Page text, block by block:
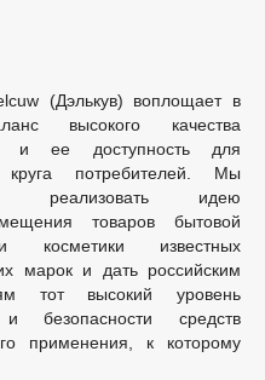
(Дэлькув) воплощает в
высокого качества
и ее доступность для
круга потребителей. Мы
реализовать идею
товаров бытовой
известных
марок и дать российским
тот высокий уровень
и безопасности средств
применения, к которому